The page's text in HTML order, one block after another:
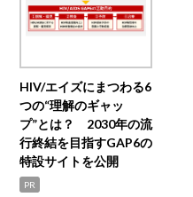
HIV/エイズにまつわる6
つの“理解のギャッ
プ”とは？ 2030年の流
行終結を目指すGAP6の
特設サイトを公開
PR